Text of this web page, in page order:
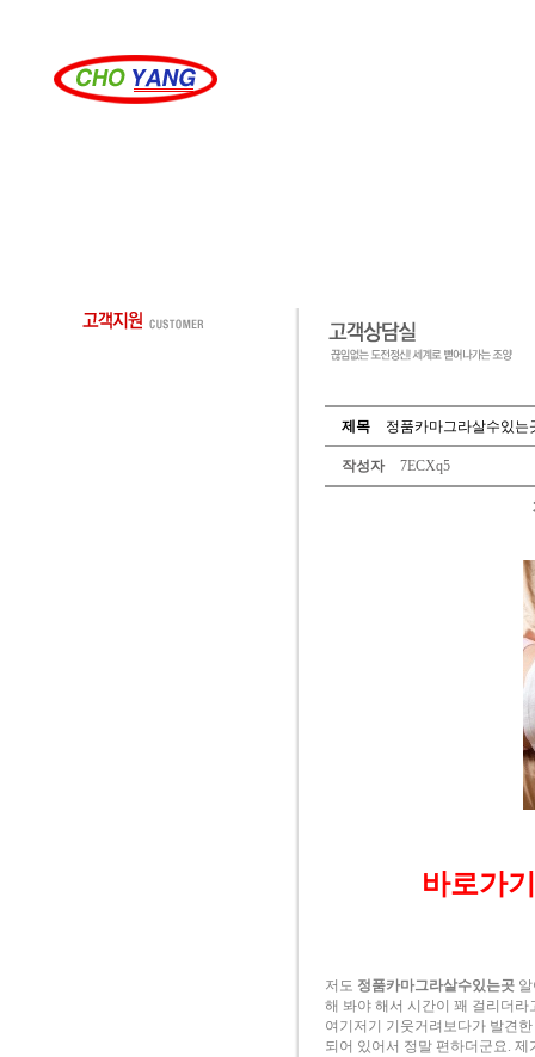
제목 정품카마그라살수있는
작성자 7ECXq5
바로가
저도 정품카마그라살수있는곳
해 봐야 해서 시간이 꽤 걸리더
여기저기 기웃거려보다가 발견
되어 있어서 정말 편하더군요.